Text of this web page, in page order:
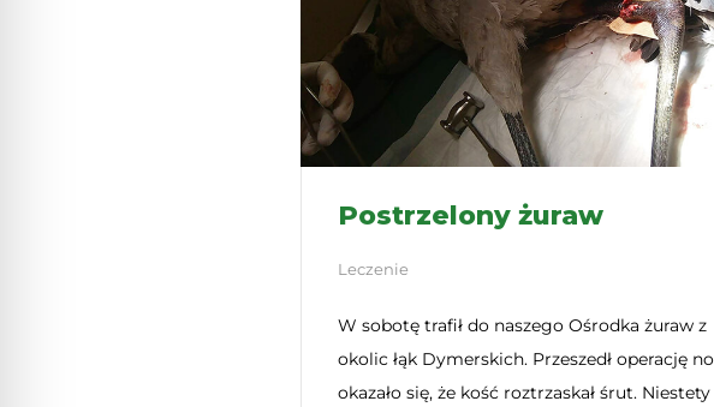
Postrzelony żuraw
Leczenie
W sobotę trafił do naszego Ośrodka żuraw z
okolic łąk Dymerskich. Przeszedł operację
okazało się, że kość roztrzaskał śrut.